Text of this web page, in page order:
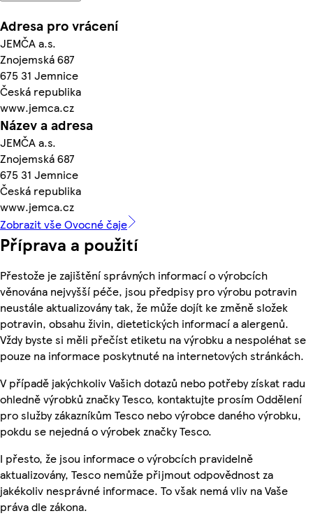
Adresa pro vrácení
JEMČA a.s.
Znojemská 687
675 31 Jemnice
Česká republika
www.jemca.cz
Název a adresa
JEMČA a.s.
Znojemská 687
675 31 Jemnice
Česká republika
www.jemca.cz
Zobrazit vše Ovocné čaje
Příprava a použití
Přestože je zajištění správných informací o výrobcích
věnována nejvyšší péče, jsou předpisy pro výrobu potravin
neustále aktualizovány tak, že může dojít ke změně složek
potravin, obsahu živin, dietetických informací a alergenů.
Vždy byste si měli přečíst etiketu na výrobku a nespoléhat se
pouze na informace poskytnuté na internetových stránkách.
V případě jakýchkoliv Vašich dotazů nebo potřeby získat radu
ohledně výrobků značky Tesco, kontaktujte prosím Oddělení
pro služby zákazníkům Tesco nebo výrobce daného výrobku,
pokdu se nejedná o výrobek značky Tesco.
I přesto, že jsou informace o výrobcích pravidelně
aktualizovány, Tesco nemůže přijmout odpovědnost za
jakékoliv nesprávné informace. To však nemá vliv na Vaše
práva dle zákona.